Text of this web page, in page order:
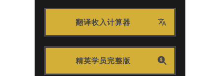
翻译收入计算器
精英学员完整版